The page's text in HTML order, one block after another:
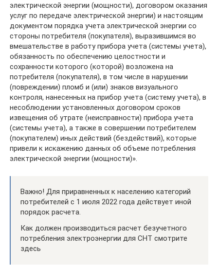
электрической энергии (мощности), договором оказания
услуг по передаче электрической энергии) и настоящим
документом порядка учета электрической энергии со
стороны потребителя (покупателя), выразившимся во
вмешательстве в работу прибора учета (системы учета),
обязанность по обеспечению целостности и
сохранности которого (которой) возложена на
потребителя (покупателя), в том числе в нарушении
(повреждении) пломб и (или) знаков визуального
контроля, нанесенных на прибор учета (систему учета), в
несоблюдении установленных договором сроков
извещения об утрате (неисправности) прибора учета
(системы учета), а также в совершении потребителем
(покупателем) иных действий (бездействий), которые
привели к искажению данных об объеме потребления
электрической энергии (мощности)».
Важно! Для приравненных к населению категорий
потребителей с 1 июля 2022 года действует иной
порядок расчета.
Как должен производиться расчет безучетного
потребления электроэнергии для СНТ смотрите
здесь